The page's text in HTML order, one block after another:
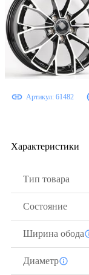
Артикул: 61482
Характеристики
Тип товара
Состояние
Ширина обода
Диаметр